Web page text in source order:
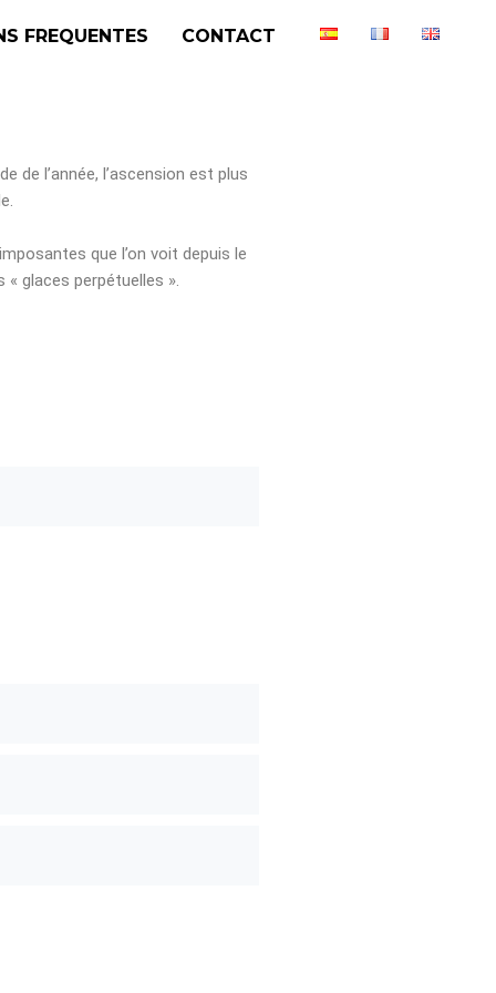
FREQUENTES CONTACT
de l’année, l’ascension est plus
que l’on voit depuis le
« glaces perpétuelles ».